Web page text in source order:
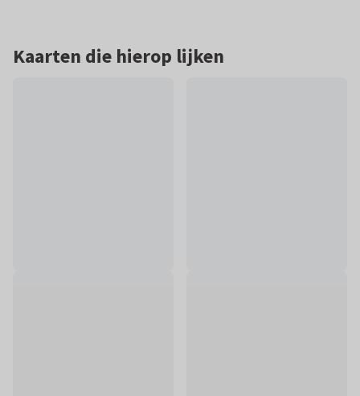
Kaarten die hierop lijken